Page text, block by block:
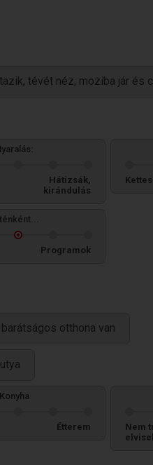
tévét néz, moziba jár és
Hátizsák,
kirándulás
Programok
otthona van
Konyha
Étterem
Nem